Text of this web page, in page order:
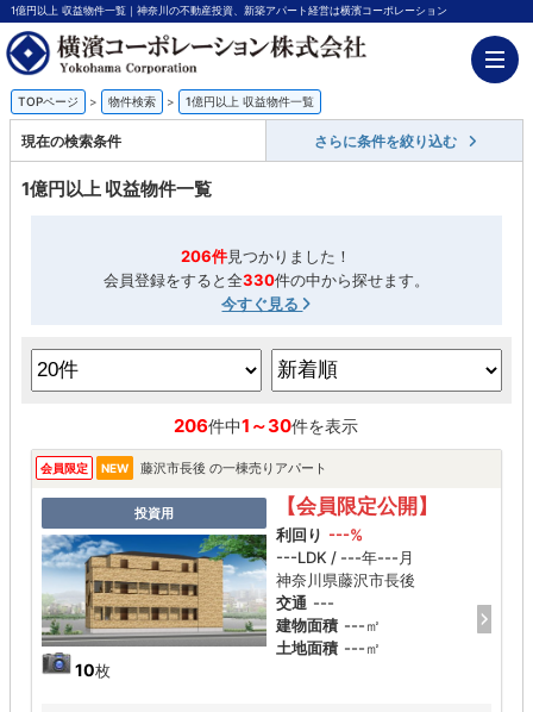
1億円以上 収益物件一覧｜神奈川の不動産投資、新築アパート経営は横濱コーポレーション
TOPページ > 物件検索 > 1億円以上 収益物件一覧
現在の検索条件 さらに条件を絞り込む
1億円以上 収益物件一覧
206件見つかりました！
会員登録をすると全330件の中から探せます。
今すぐ見る
206件中1～30件を表示
会員限定 NEW 藤沢市長後 の一棟売りアパート
投資用
10枚
【会員限定公開】
利回り ---%
---LDK / ---年---月
神奈川県藤沢市長後
交通 ---
建物面積 ---㎡
土地面積 ---㎡